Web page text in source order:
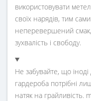
використовувати
своїх нарядів, тим
неперевершений смак,
зухвалість і свободу.
Не забувайте, що
гардероба потрібні
натяк на грайливість.